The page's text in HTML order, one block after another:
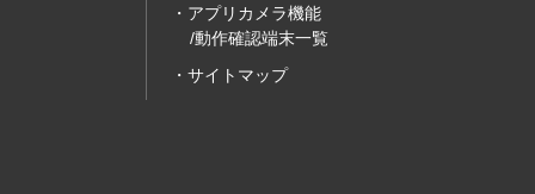
アプリカメラ機能
/動作確認端末一覧
サイトマップ